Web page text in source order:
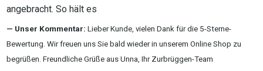
angebracht. So hält es
Unser Kommentar: Lieber Kunde, vielen Dank für die 5-Sterne-
Bewertung. Wir freuen uns Sie bald wieder in unserem Online Shop zu
begrüßen. Freundliche Grüße aus Unna, Ihr Zurbrüggen-Team